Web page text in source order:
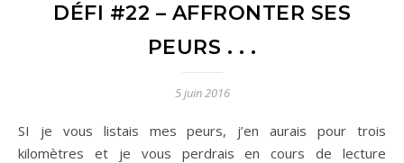
DÉFI #22 – AFFRONTER SES
PEURS . . .
5 juin 2016
SI je vous listais mes peurs, j’en aurais pour trois
kilomètres et je vous perdrais en cours de lecture